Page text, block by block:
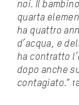
noi. Il
quarta
ha quattro
d’acqua, e
ha contratto
dopo anche
contagiato.”